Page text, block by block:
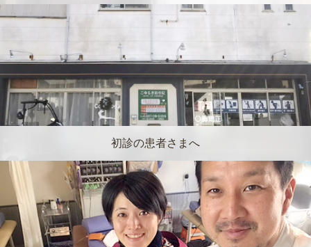
初診の患者さまへ